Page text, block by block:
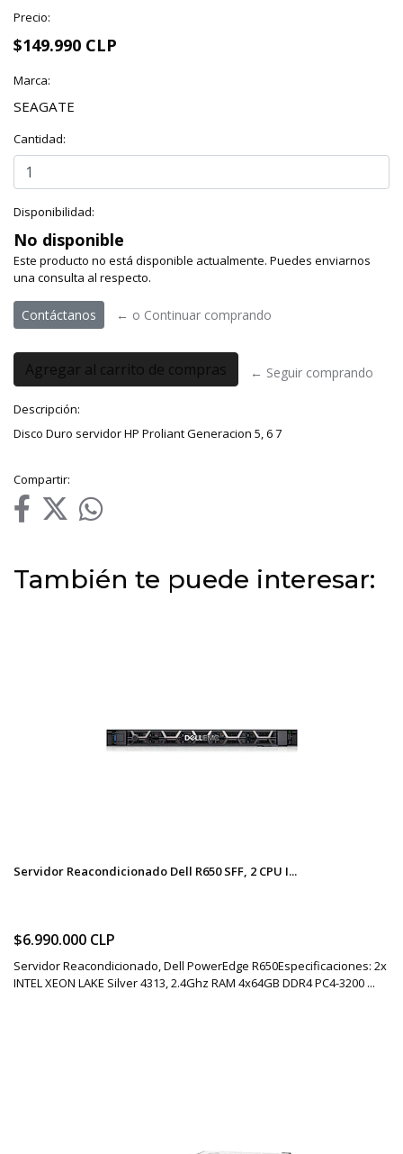
Precio:
$149.990 CLP
Marca:
SEAGATE
Cantidad:
Disponibilidad:
No disponible
Este producto no está disponible actualmente. Puedes enviarnos
una consulta al respecto.
Contáctanos ← o Continuar comprando
← Seguir comprando
Descripción:
Disco Duro servidor HP Proliant Generacion 5, 6 7
Compartir:
También te puede interesar:
Servidor Reacondicionado Dell R650 SFF, 2 CPU I...
$6.990.000 CLP
Servidor Reacondicionado, Dell PowerEdge R650Especificaciones: 2x
INTEL XEON LAKE Silver 4313, 2.4Ghz RAM 4x64GB DDR4 PC4-3200 ...